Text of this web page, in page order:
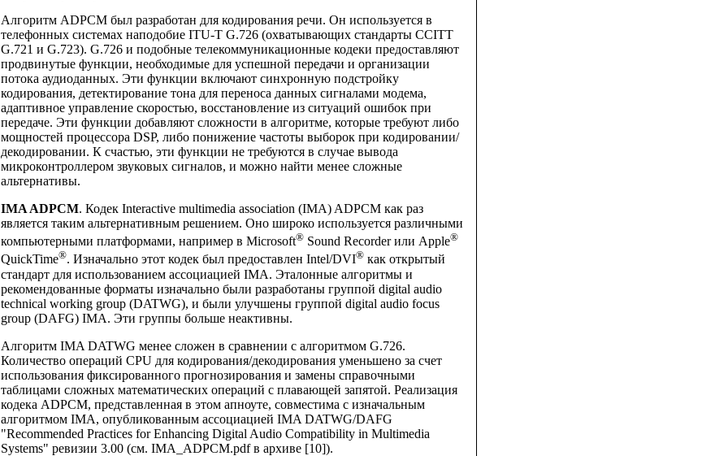
Алгоритм ADPCM был разработан для кодирования речи. Он используется в
телефонных системах наподобие ITU-T G.726 (охватывающих стандарты CCITT
G.721 и G.723). G.726 и подобные телекоммуникационные кодеки предоставляют
продвинутые функции, необходимые для успешной передачи и организации
потока аудиоданных. Эти функции включают синхронную подстройку
кодирования, детектирование тона для переноса данных сигналами модема,
адаптивное управление скоростью, восстановление из ситуаций ошибок при
передаче. Эти функции добавляют сложности в алгоритме, которые требуют либо
мощностей процессора DSP, либо понижение частоты выборок при кодировании/
декодировании. К счастью, эти функции не требуются в случае вывода
микроконтроллером звуковых сигналов, и можно найти менее сложные
альтернативы.
IMA ADPCM. Кодек Interactive multimedia association (IMA) ADPCM как раз
является таким альтернативным решением. Оно широко используется различными
компьютерными платформами, например в Microsoft® Sound Recorder или Apple®
QuickTime®. Изначально этот кодек был предоставлен Intel/DVI® как открытый
стандарт для использованием ассоциацией IMA. Эталонные алгоритмы и
рекомендованные форматы изначально были разработаны группой digital audio
technical working group (DATWG), и были улучшены группой digital audio focus
group (DAFG) IMA. Эти группы больше неактивны.
Алгоритм IMA DATWG менее сложен в сравнении с алгоритмом G.726.
Количество операций CPU для кодирования/декодирования уменьшено за счет
использования фиксированного прогнозирования и замены справочными
таблицами сложных математических операций с плавающей запятой. Реализация
кодека ADPCM, представленная в этом апноуте, совместима с изначальным
алгоритмом IMA, опубликованным ассоциацией IMA DATWG/DAFG
"Recommended Practices for Enhancing Digital Audio Compatibility in Multimedia
Systems" ревизии 3.00 (см. IMA_ADPCM.pdf в архиве [10]).